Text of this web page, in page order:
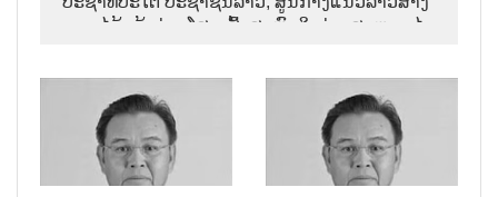
ຊາດ ໄດ້ແຈ້ງຂ່າວໂສກເສົ້າສະຫຼົດໃຈວ່າ: ສະຫາຍ ໄຊ
ໄດ້ເຖິງແກ່ມໍລະນະກຳ ໃນອາຍຸ 70 ປີ, ຫຼັງຈາກປ່ວຍ
ຮ້າຍແຮງມາເປັນໄລຍະໜຶ່ງ.